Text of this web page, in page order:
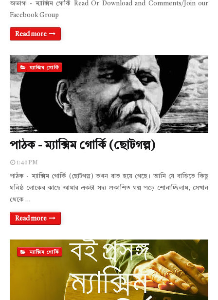
অভাগা - ম্যাক্সিম গোর্কি Read Or Download and Comments/Join our
Facebook Group
Read more
ম্যাক্সিম গোর্কি
পাঠক - ম্যাক্সিম গোর্কি (ছোটগল্প)
1:40 PM
পাঠক - ম্যাক্সিম গোর্কি (ছোটগল্প) তখন রাত হয়ে গেছে। আমি যে বাড়িতে কিছু
ঘনিষ্ঠ লোকের কাছে আমার একটা সদ্য প্রকাশিত গল্প পড়ে শোনাচ্ছিলাম, সেখান
থেকে …
Read more
ম্যাক্সিম গোর্কি